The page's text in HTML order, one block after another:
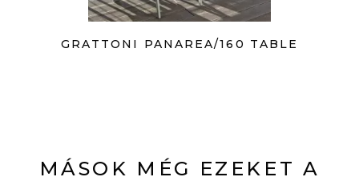
GRATTONI PANAREA/160 TABLE
MÁSOK MÉG EZEKET A